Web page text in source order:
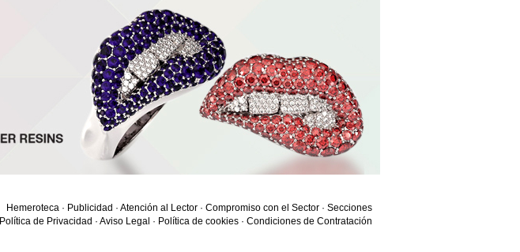
Hemeroteca · Publicidad · Atención al Lector · Compromiso con el Sector · Secciones
Política de Privacidad · Aviso Legal · Política de cookies · Condiciones de Contratación